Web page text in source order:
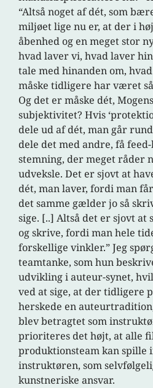
“Altså noget af dét, som
miljøet lige nu er, at der i
åbenhed og en meget stor
hvad laver vi, hvad laver
tale med hinanden om,
måske tidligere har været
Og det er måske dét,
subjektivitet? Hvis
dele ud af dét, man går
dele det med andre, få
stemning, der meget råder
udveksle. Det er sjovt at
dét, man laver, fordi man
det samme gælder jo så
sige. [..] Altså det er sjovt at
og skrive, fordi man hele
forskellige vinkler.” Jeg
teamtanke, som hun
udvikling i auteur-synet,
ved at sige, at der tidligere
herskede en
blev betragtet som
prioriteres det højt, at alle
produktionsteam kan spille
instruktøren, som
kunstneriske ansvar.